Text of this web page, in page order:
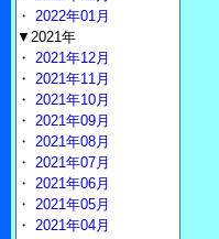
・ 2022年01月
▼2021年
・ 2021年12月
・ 2021年11月
・ 2021年10月
・ 2021年09月
・ 2021年08月
・ 2021年07月
・ 2021年06月
・ 2021年05月
・ 2021年04月